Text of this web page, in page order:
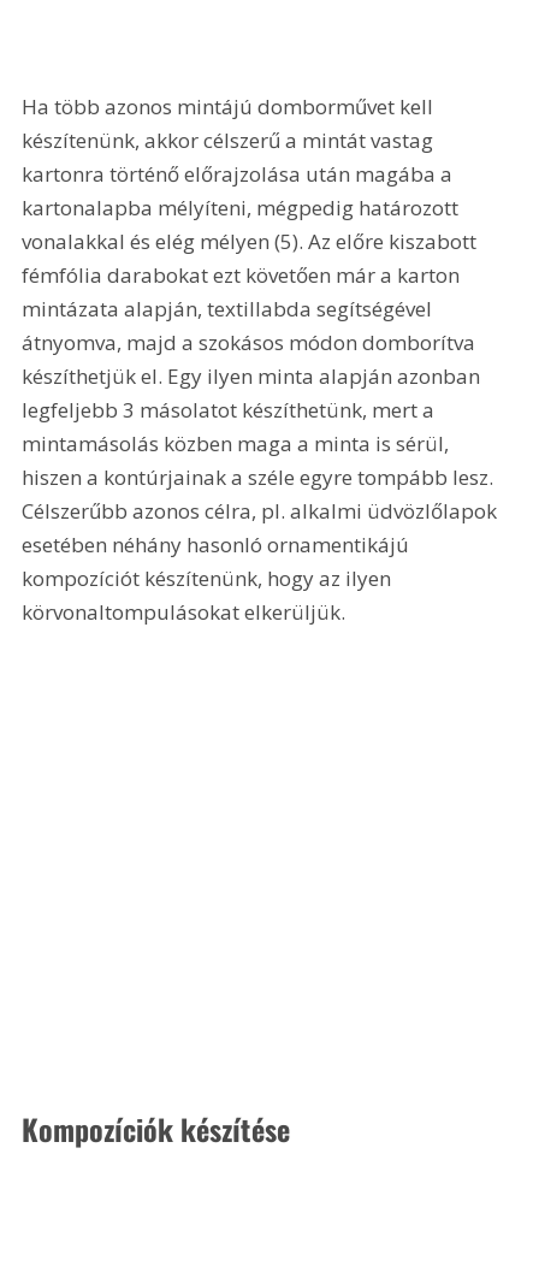
Ha több azonos mintájú domborművet kell
készítenünk, akkor célszerű a mintát vastag
kartonra történő előrajzolása után magába a
kartonalapba mélyíteni, mégpedig határozott
vonalakkal és elég mélyen (5). Az előre kiszabott
fémfólia darabokat ezt követően már a karton
mintázata alapján, textillabda segítségével
átnyomva, majd a szokásos módon domborítva
készíthetjük el. Egy ilyen minta alapján azonban
legfeljebb 3 másolatot készíthetünk, mert a
mintamásolás közben maga a minta is sérül,
hiszen a kontúrjainak a széle egyre tompább lesz.
Célszerűbb azonos célra, pl. alkalmi üdvözlőlapok
esetében néhány hasonló ornamentikájú
kompozíciót készítenünk, hogy az ilyen
körvonaltompulásokat elkerüljük.
Kompozíciók készítése